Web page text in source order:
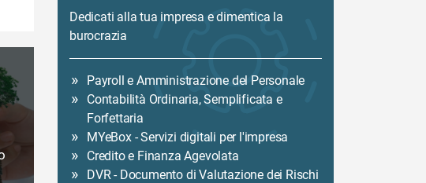
Dedicati alla tua impresa e dimentica la
burocrazia
Payroll e Amministrazione del Personale
Contabilità Ordinaria, Semplificata e
Forfettaria
MYeBox - Servizi digitali per l'impresa
Credito e Finanza Agevolata
DVR - Documento di Valutazione dei Rischi